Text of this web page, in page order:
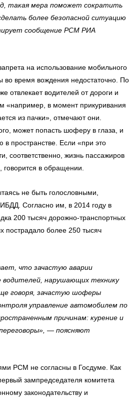
такая мера поможет сократить
более безопасной ситуацию
сообщение РСМ РИА
на использование мобильного
во время вождения недостаточно. По
отвлекает водителей от дороги и
«например, в момент прикуривания
из пачки», отмечают они.
может попасть шоферу в глаза, и
в пространстве. Если «при это
соответственно, жизнь пассажиров
говорится в обращении.
не быть голословными,
Согласно им, в 2014 году в
200 тысяч дорожно-транспортных
пострадало более 250 тысяч
что зачастую аварии
водителей, нарушающих технику
говоря, зачастую шоферы
управление автомобилем по
причинам: курение и
— поясняют
РСМ не согласны в Госдуме. Как
зампредседателя комитета
законодательству и